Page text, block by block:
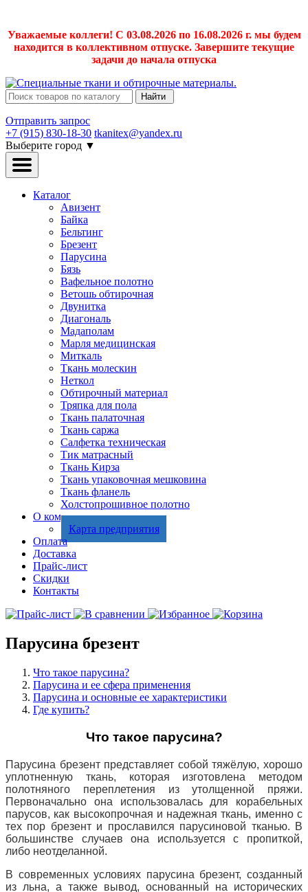
Уважаемые коллеги! С 03.08.2026 по 16.08.2026 г. мы будем
находится в коллективном отпуске. Завершите текущие
задачи до начала отпуска
Найти
Отправить запрос
+7 (915) 830-18-30 tkanitex@yandex.ru
Выберите город ▼
Каталог
Авизент
Байка
Бельтинг
Брезент
Парусина
Бязь
Вафельное полотно
Ветошь обтирочная
Двунитка
Диагональ
Мадаполам
Марля медицинская
Миткаль
Ткань молескин
Неткол
Обтирочный материал
Тряпка для пола
Ткань палаточная
Ткань саржа
Салфетка техническая
Тик матрасный
Ткань Кирза
Ткань упаковочная мешковина
Ткань фланель
Холстопрошивное полотно
О компании
Карта предприятия
Оплата
Доставка
Прайс-лист
Скидки
Контакты
Парусина брезент
Что такое парусина?
Парусина и ее сфера применения
Парусина и основные ее характеристики
Где купить?
Что такое парусина?
Парусина брезент представляет собой тяжёлую, хорошо
уплотненную ткань, которая изготовлена ​​методом
полотняного переплетения из утолщенной пряжи.
Первоначально она использовалась для корабельных
парусов, как высокопрочная и надежная ткань, именно с
тех пор брезент и прославился парусиновой тканью. В
большинстве случаев она используется с пропиткой,
либо неотделанной.
В современных условиях парусина брезент, созданный
из льна, а также вывод, основанный на исторических